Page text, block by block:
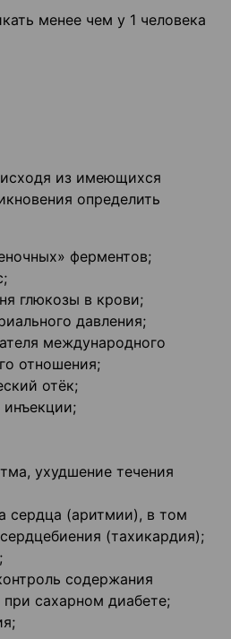
менее чем у 1 человека
из имеющихся
определить
ферментов;
глюкозы в крови;
давления;
международного
отношения;
отёк;
ухудшение течения
сердца (аритмии), в том
(тахикардия);
содержания
сахарном диабете;